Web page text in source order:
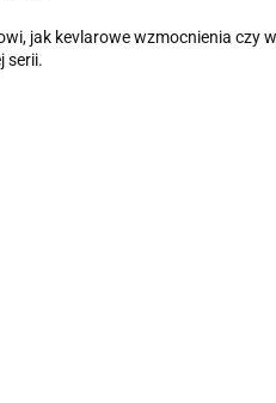
jak kevlarowe wzmocnienia czy
serii.